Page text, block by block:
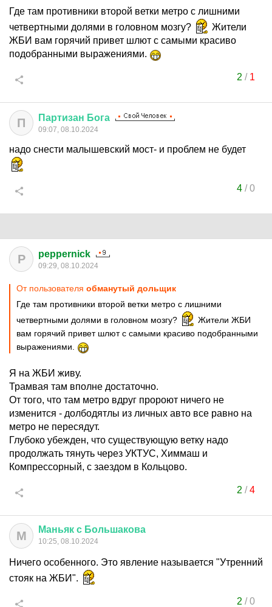
Где там противники второй ветки метро с лишними
четвертными долями в головном мозгу?
Жители
ЖБИ вам горячий привет шлют с самыми красиво
подобранными выражениями.
2 / 1
П Партизан Бога
09:07, 08.10.2024
надо снести малышевский мост- и проблем не будет
4/0
P peppernick
09:29, 08.10.2024
От пользователя обманутый дольщик
Где там противники второй ветки метро с лишними
четвертными долями в головном мозгу?
Жители ЖБИ
вам горячий привет шлют с самыми красиво подобранными
выражениями.
Я на ЖБИ живу.
Трамвая там вполне достаточно.
От того, что там метро вдруг пророют ничего не
изменится - долбодятлы из личных авто все равно на
метро не пересядут.
Глубоко убежден, что существующую ветку надо
продолжать тянуть через УКТУС, Химмаш и
Компрессорный, с заездом в Кольцово.
2 /4
М Маньяк с Большакова
10:25, 08.10.2024
Ничего особенного. Это явление называется "Утренний
стояк на ЖБИ".
2 /0